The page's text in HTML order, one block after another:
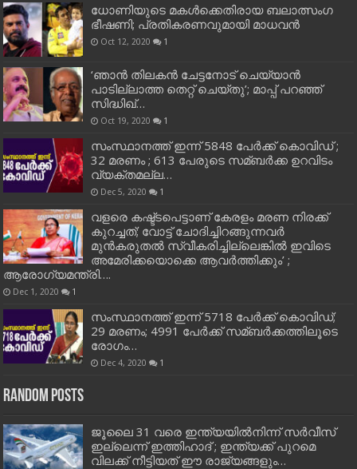
ധോണിയുടെ മകള്‍ക്കെതിരായ ബലാത്സംഗ
ഭീഷണി; പ്രതികരണവുമായി മാധവന്‍
Oct 12, 2020 1
‘ഞാന്‍ തിലകന്‍ ചേട്ടനോട് ചെയ്യാന്‍
പാടില്ലാത്ത തെറ്റ് ചെയ്തു’; മാപ്പ് പറഞ്ഞ്
സിദ്ധിഖ്…
Oct 19, 2020 1
സംസ്ഥാനത്ത് ഇന്ന് 5848 പേര്‍ക്ക് കൊവി‌ഡ് ;
32 മരണം ; 613 പേരുടെ സമ്ബര്‍ക്ക ഉറവിടം
വ്യക്തമല്ല…
Dec 5, 2020 1
വളരെ കഷ്ട്ടപെട്ടാണ് കേരളം മരണ നിരക്ക്
കുറച്ചത്; വോട്ട് ചോദിച്ചിറങ്ങുന്നവർ
മുൻകരുതൽ സ്വീകരിച്ചില്ലെങ്കിൽ ഇവിടെ
അമേരിക്കയൊക്കെ ആവർത്തിക്കും’ ;
ആരോഗ്യമന്ത്രി….
Dec 1, 2020 1
സംസ്ഥാനത്ത് ഇന്ന് 5718 പേര്‍ക്ക് കൊവിഡ്;
29 മരണം; 4991 പേര്‍ക്ക് സമ്ബര്‍ക്കത്തിലൂടെ
രോഗം…
Dec 4, 2020 1
Random Posts
ജൂലൈ 31 വരെ ഇന്ത്യയില്‍നിന്ന് സര്‍വീസ്
ഇല്ലെന്ന് ഇത്തിഹാദ് ; ഇന്ത്യക്ക് പുറമെ
വിലക്ക് നീട്ടിയത് ഈ രാജ്യങ്ങളും…